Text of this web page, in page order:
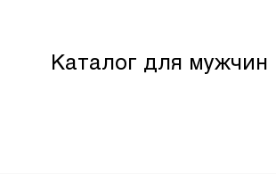
Каталог для мужчин